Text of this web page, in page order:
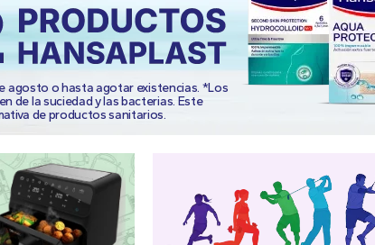
agosto o hasta agotar existencias. *Los
de la suciedad y las bacterias. Este
de productos sanitarios.